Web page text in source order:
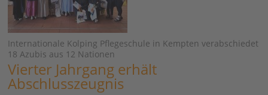
Internationale Kolping Pflegeschule in Kempten verabschiedet
18 Azubis aus 12 Nationen
Vierter Jahrgang erhält
Abschlusszeugnis